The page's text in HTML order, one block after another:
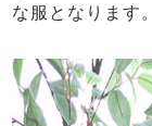
な服となります。